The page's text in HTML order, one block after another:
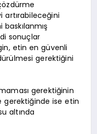
baskılanmış
sonuçlar
etin en güvenli
gerektiğini
gerektiğinin
gerektiğinde ise etin
altında